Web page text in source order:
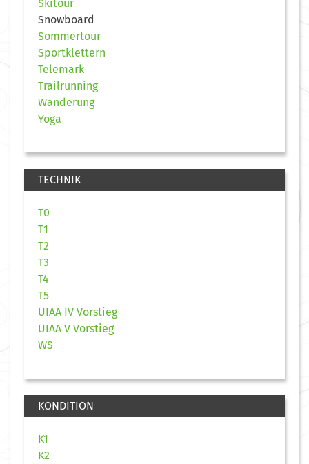
Skitour
Snowboard
Sommertour
Sportklettern
Telemark
Trailrunning
Wanderung
Yoga
TECHNIK
T0
T1
T2
T3
T4
T5
UIAA IV Vorstieg
UIAA V Vorstieg
WS
KONDITION
K1
K2